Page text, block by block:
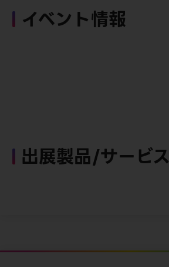
イベント情報
出展製品/サービス